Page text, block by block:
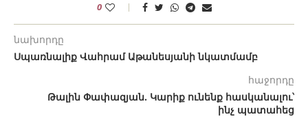
0
նախորդը
Սպառնալիք Վահրամ Աթանեսյանի նկատմամբ
հաջորդը
Թալին Փափազյան. Կարիք ունենք հասկանալու՝
ինչ պատահեց